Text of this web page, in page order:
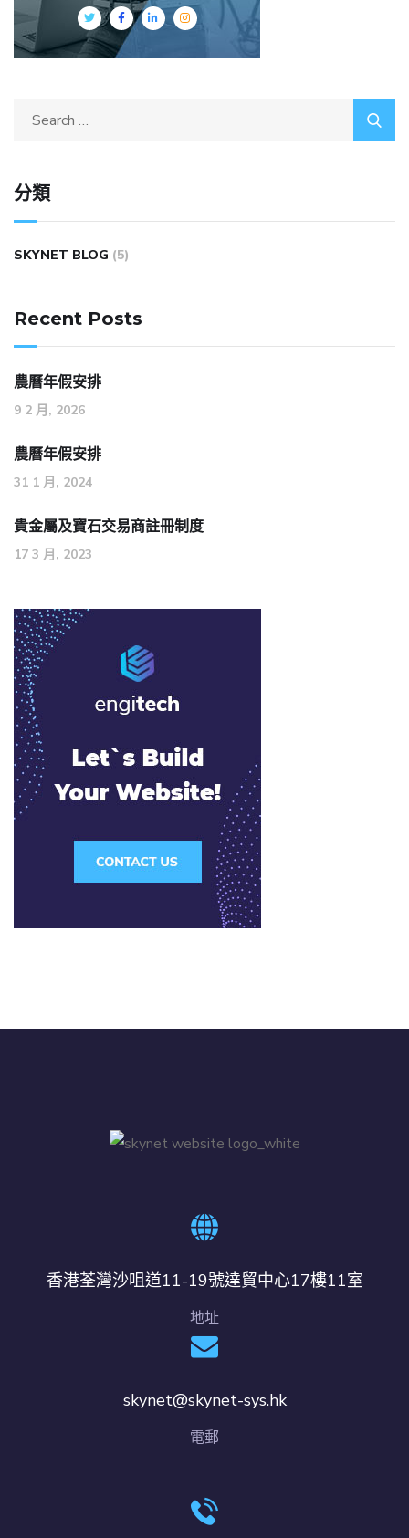
分類
SKYNET BLOG (5)
Recent Posts
農曆年假安排
9 2 月, 2026
農曆年假安排
31 1 月, 2024
貴金屬及寶石交易商註冊制度
17 3 月, 2023
香港荃灣沙咀道11-19號達貿中心17樓11室
地址
skynet@skynet-sys.hk
電郵